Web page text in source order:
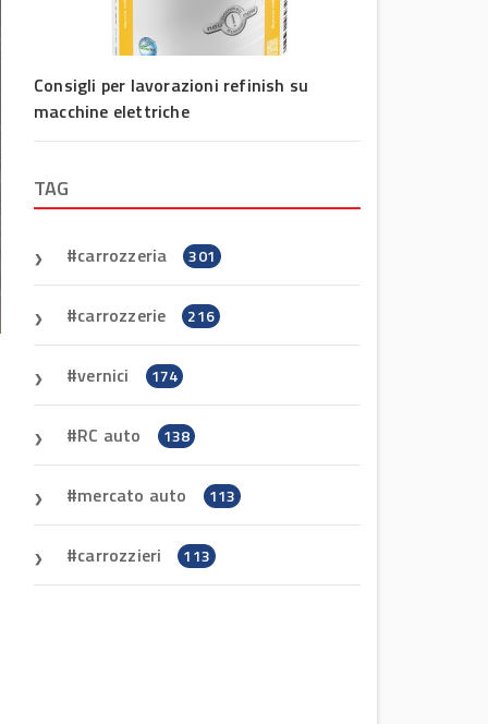
Consigli per lavorazioni refinish su
macchine elettriche
TAG
carrozzeria 301
carrozzerie 216
vernici 174
RC auto 138
mercato auto 113
carrozzieri 113